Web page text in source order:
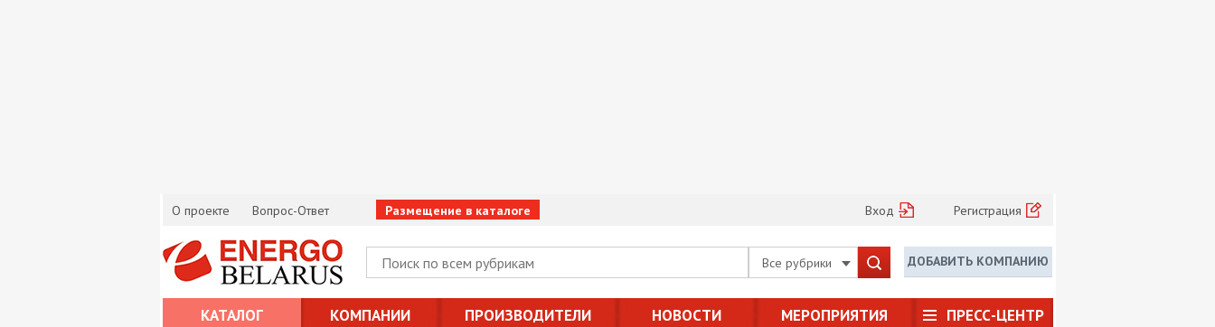
О проекте Вопрос-Ответ Размещение в каталоге Вход Регистрация
Все рубрики ДОБАВИТЬ КОМПАНИЮ
КАТАЛОГ КОМПАНИИ ПРОИЗВОДИТЕЛИ НОВОСТИ МЕРОПРИЯТИЯ ПРЕСС-ЦЕНТР